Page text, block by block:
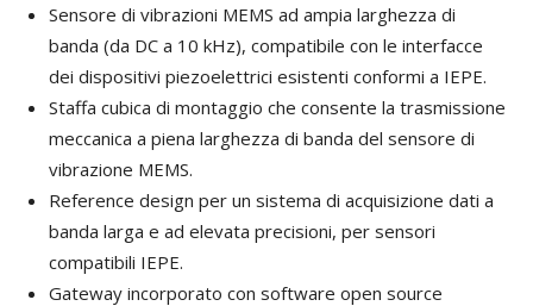
Sensore di vibrazioni MEMS ad ampia larghezza di
banda (da DC a 10 kHz), compatibile con le interfacce
dei dispositivi piezoelettrici esistenti conformi a IEPE.
Staffa cubica di montaggio che consente la trasmissione
meccanica a piena larghezza di banda del sensore di
vibrazione MEMS.
Reference design per un sistema di acquisizione dati a
banda larga e ad elevata precisioni, per sensori
compatibili IEPE.
Gateway incorporato con software open source